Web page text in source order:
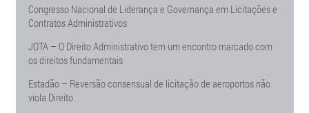
Congresso Nacional de Liderança e Governança em Licitações e
Contratos Administrativos
JOTA – O Direito Administrativo tem um encontro marcado com
os direitos fundamentais
Estadão – Reversão consensual de licitação de aeroportos não
viola Direito